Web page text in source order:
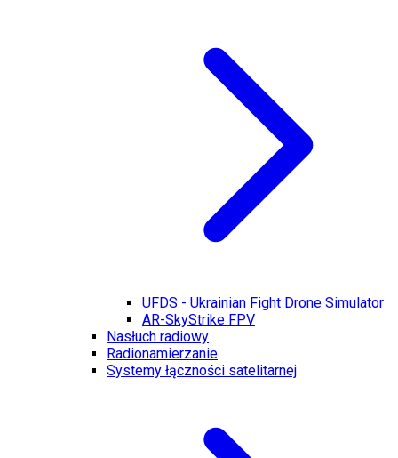
UFDS - Ukrainian Fight Drone Simulator
AR-SkyStrike FPV
Nasłuch radiowy
Radionamierzanie
Systemy łączności satelitarnej